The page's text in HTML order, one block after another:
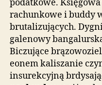
podatkowe.
rachunkowe i buddy
brutalizujących.
galenowy
Biczujące
eonem kaliszanie
insurekcyjną